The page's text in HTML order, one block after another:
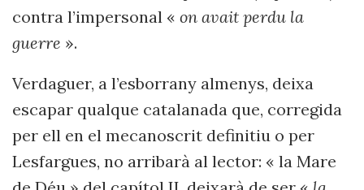
contra l’impersonal « on avait perdu la
guerre ».
Verdaguer, a l’esborrany almenys, deixa
escapar qualque catalanada que, corregida
per ell en el mecanoscrit definitiu o per
Lesfargues, no arribarà al lector: « la Mare